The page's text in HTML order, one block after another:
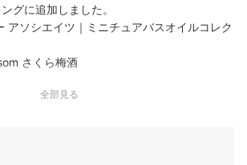
グに追加しました。
アソシエイツ｜ミニチュアバスオイルコレク
さくら梅酒
ケン ワッフル 60袋セット｜tm20018
全部見る